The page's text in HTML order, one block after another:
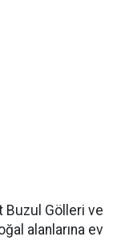
Buzul Gölleri ve
alanlarına ev